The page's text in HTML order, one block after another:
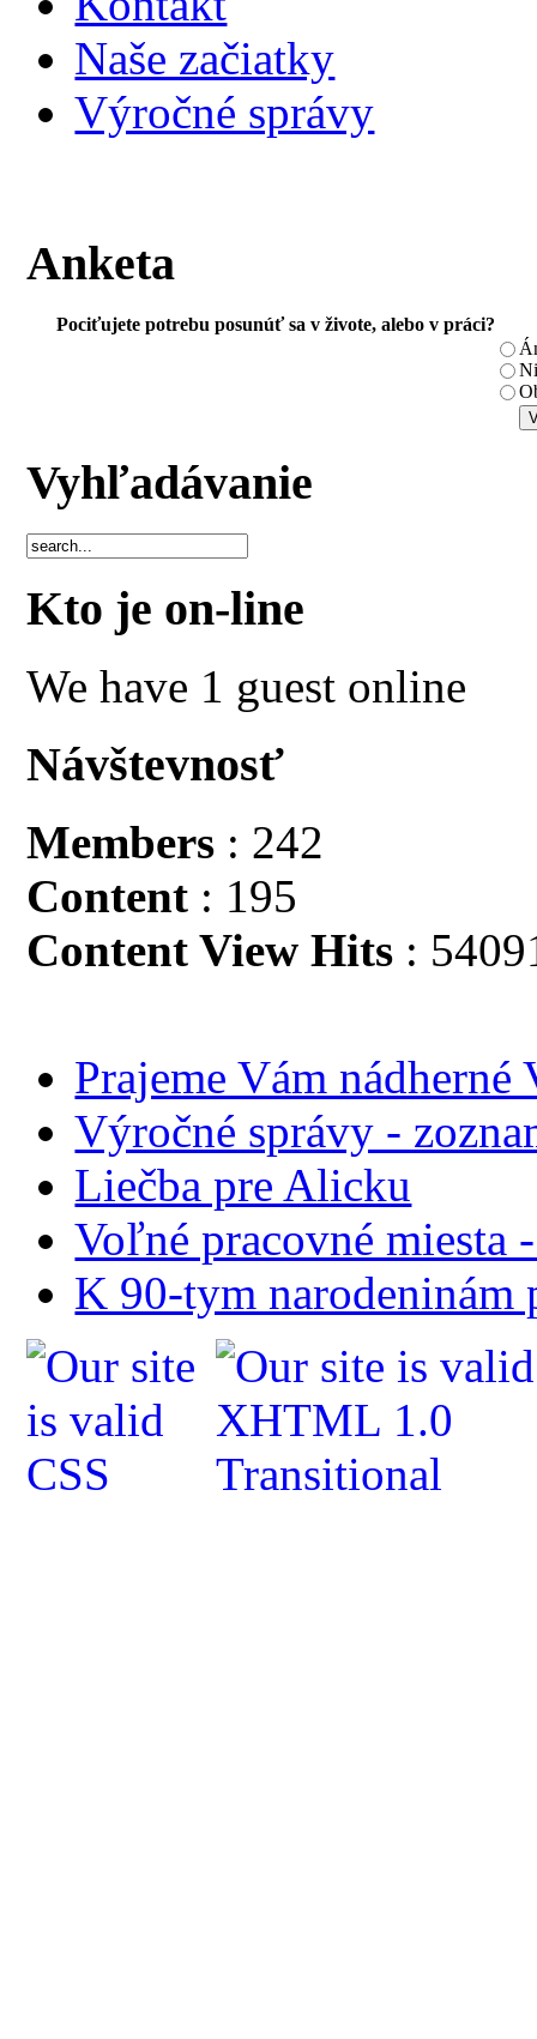
Naše začiatky
Výročné správy
Anketa
Pociťujete potrebu posunúť sa v živote, alebo v práci?
Vyhľadávanie
Kto je on-line
We have 1 guest online
Návštevnosť
Members : 242
Content : 195
Content View Hits :
Prajeme Vám
Výročné správy -
Liečba pre Alicku
Voľné pracovné miesta
K 90-tym narodeninám